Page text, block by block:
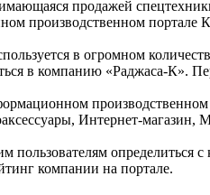
продажей
производственном портале
в огромном
в компанию «Раджаса-К».
Интернет-магазин,
пользователям определиться
компании на портале.